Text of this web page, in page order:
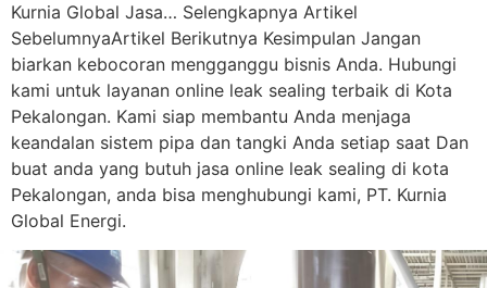
Kurnia Global Jasa… Selengkapnya Artikel
SebelumnyaArtikel Berikutnya Kesimpulan Jangan
biarkan kebocoran mengganggu bisnis Anda. Hubungi
kami untuk layanan online leak sealing terbaik di Kota
Pekalongan. Kami siap membantu Anda menjaga
keandalan sistem pipa dan tangki Anda setiap saat Dan
buat anda yang butuh jasa online leak sealing di kota
Pekalongan, anda bisa menghubungi kami, PT. Kurnia
Global Energi.